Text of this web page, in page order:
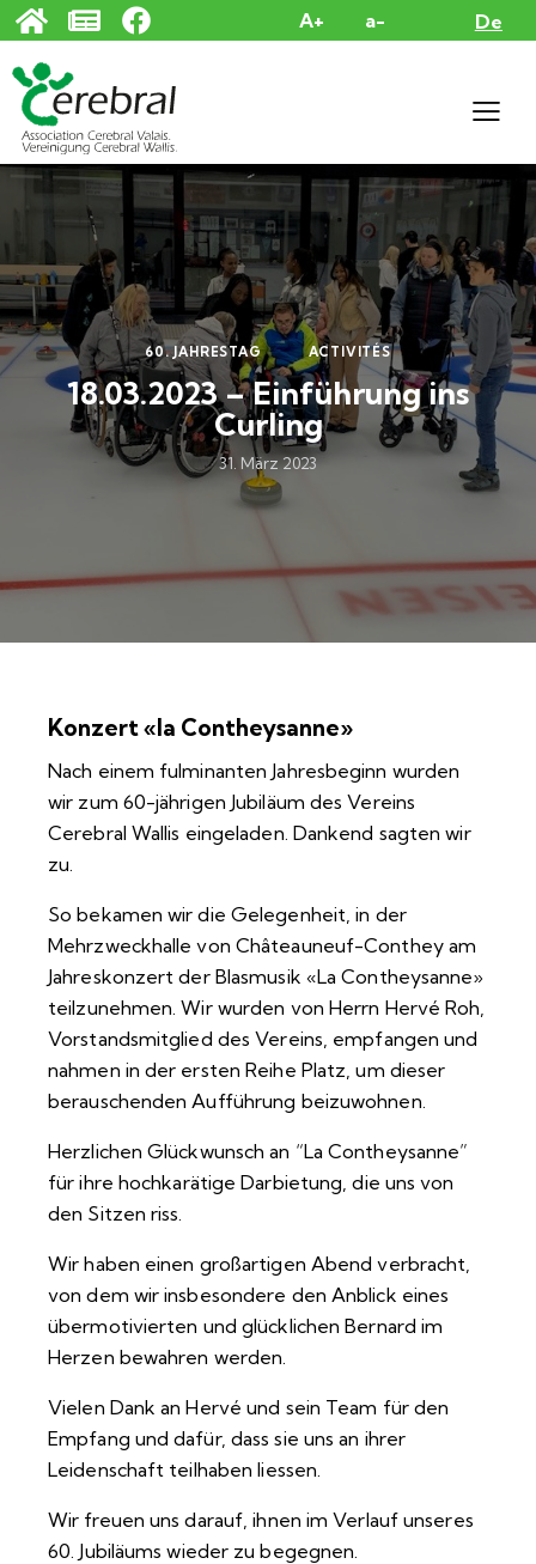
A+ a- De
60. JAHRESTAG ACTIVITÉS
18.03.2023 – Einführung ins
Curling
31. März 2023
Konzert «la Contheysanne»
Nach einem fulminanten Jahresbeginn wurden
wir zum 60-jährigen Jubiläum des Vereins
Cerebral Wallis eingeladen. Dankend sagten wir
zu.
So bekamen wir die Gelegenheit, in der
Mehrzweckhalle von Châteauneuf-Conthey am
Jahreskonzert der Blasmusik «La Contheysanne»
teilzunehmen. Wir wurden von Herrn Hervé Roh,
Vorstandsmitglied des Vereins, empfangen und
nahmen in der ersten Reihe Platz, um dieser
berauschenden Aufführung beizuwohnen.
Herzlichen Glückwunsch an “La Contheysanne”
für ihre hochkarätige Darbietung, die uns von
den Sitzen riss.
Wir haben einen großartigen Abend verbracht,
von dem wir insbesondere den Anblick eines
übermotivierten und glücklichen Bernard im
Herzen bewahren werden.
Vielen Dank an Hervé und sein Team für den
Empfang und dafür, dass sie uns an ihrer
Leidenschaft teilhaben liessen.
Wir freuen uns darauf, ihnen im Verlauf unseres
60. Jubiläums wieder zu begegnen.
Cookie-Einstellungen